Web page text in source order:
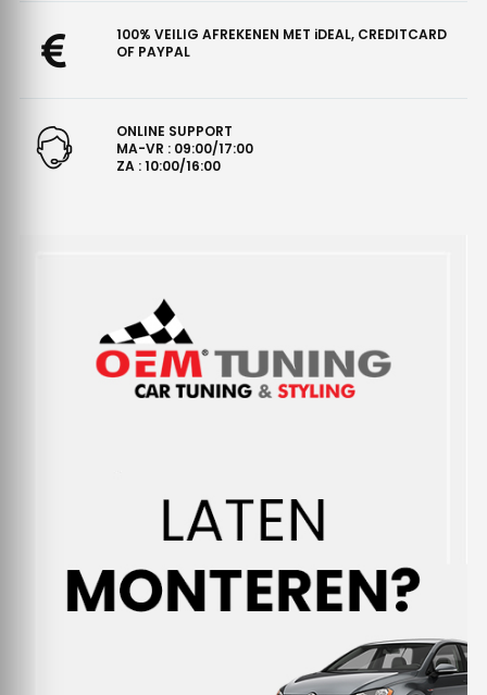
100% VEILIG AFREKENEN MET iDEAL, CREDITCARD
OF PAYPAL
ONLINE SUPPORT
MA-VR : 09:00/17:00
ZA : 10:00/16:00